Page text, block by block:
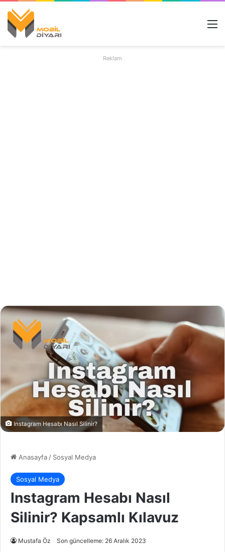
Reklam
Instagram Hesabı Nasıl Silinir?
Anasayfa / Sosyal Medya
Sosyal Medya
Instagram Hesabı Nasıl
Silinir? Kapsamlı Kılavuz
Mustafa Öz Son güncelleme: 26 Aralık 2023